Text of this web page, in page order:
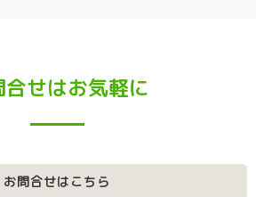
合せはお気軽に
お問合せはこちら